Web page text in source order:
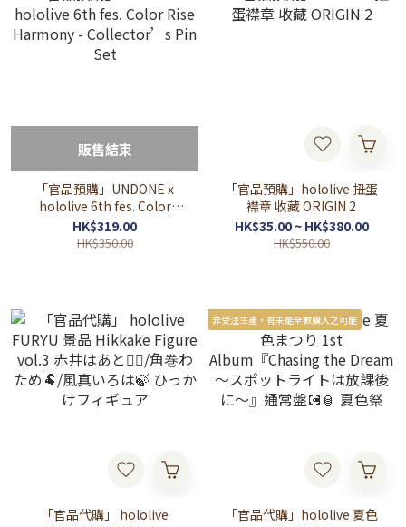
販售結束
「官品預購」UNDONE x
hololive 6th fes. Color
Rise Harmony -
Collector’s Pin Set
HK$319.00
HK$350.00
「官品預購」hololive 扭蛋
襟章 收藏 ORIGIN 2
HK$35.00 ~ HK$380.00
HK$550.00
「官品代購」 hololive
非受注生產，有未能全數購入之可能
「官品代購」hololive 夏色